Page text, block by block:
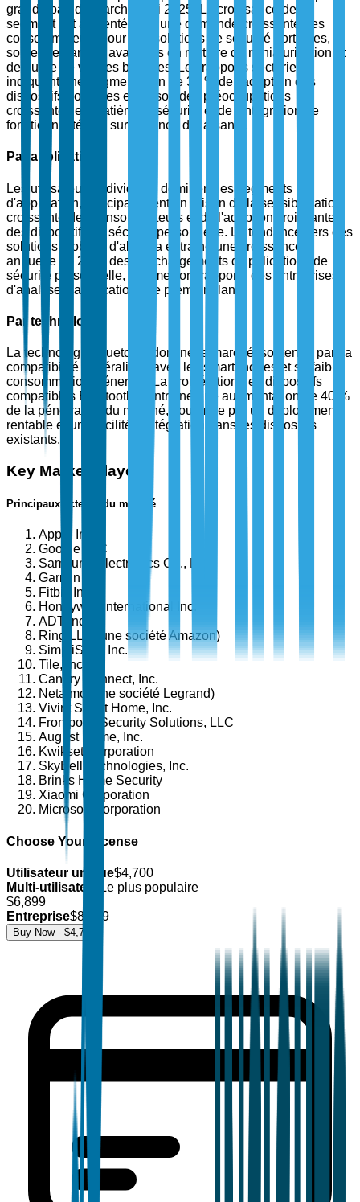
grande part de marché d'ici 2025. La croissance de ce
segment est alimentée par une demande croissante des
consommateurs pour des solutions de sécurité portables,
soutenue par des avancées en matière de miniaturisation et
de durée de vie des batteries. Les rapports sectoriels
indiquent une augmentation de 35 % de l'adoption des
dispositifs portables en raison des préoccupations
croissantes en matière de sécurité et de l'intégration de
fonctionnalités de surveillance de la santé.
Par application
Les utilisateurs individuels dominent les segments
d'application, principalement en raison de la sensibilisation
croissante des consommateurs et de l'adoption croissante
des dispositifs de sécurité personnelle. La tendance vers des
solutions mobiles d'abord a entraîné une croissance
annuelle de 28 % des téléchargements d'applications de
sécurité personnelle, comme l'ont rapporté des entreprises
d'analyse d'applications de premier plan.
Par technologie
La technologie Bluetooth domine le marché, soutenue par sa
compatibilité généralisée avec les smartphones et sa faible
consommation d'énergie. La prolifération des dispositifs
compatibles Bluetooth a entraîné une augmentation de 40 %
de la pénétration du marché, soutenue par un déploiement
rentable et une facilité d'intégration dans les dispositifs
existants.
Key Market Players
Principaux acteurs du marché
Apple Inc.
Google LLC
Samsung Electronics Co., Ltd.
Garmin Ltd.
Fitbit, Inc.
Honeywell International Inc.
ADT Inc.
Ring LLC (une société Amazon)
SimpliSafe, Inc.
Tile, Inc.
Canary Connect, Inc.
Netatmo (une société Legrand)
Vivint Smart Home, Inc.
Frontpoint Security Solutions, LLC
August Home, Inc.
Kwikset Corporation
SkyBell Technologies, Inc.
Brinks Home Security
Xiaomi Corporation
Microsoft Corporation
Choose Your License
Utilisateur unique$4,700
Multi-utilisateur
Le plus populaire
$6,899
Entreprise$8,499
Buy Now - $4,700